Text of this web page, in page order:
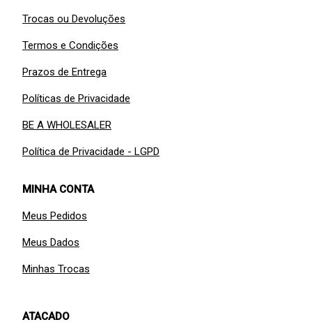
Trocas ou Devoluções
Termos e Condições
Prazos de Entrega
Políticas de Privacidade
BE A WHOLESALER
Política de Privacidade - LGPD
MINHA CONTA
Meus Pedidos
Meus Dados
Minhas Trocas
ATACADO